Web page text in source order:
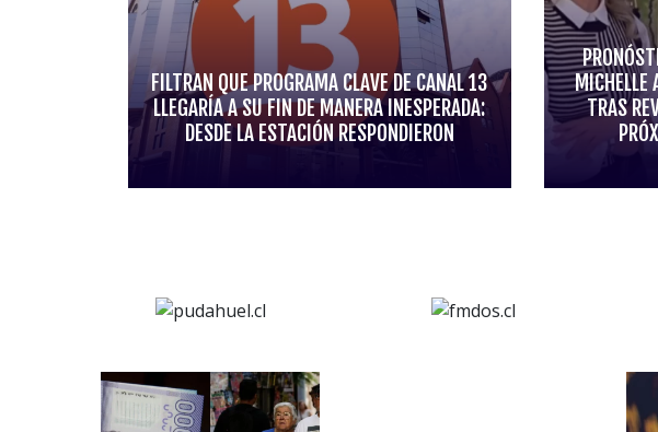
FILTRAN QUE PROGRAMA CLAVE DE CANAL 13
LLEGARÍA A SU FIN DE MANERA INESPERADA:
DESDE LA ESTACIÓN RESPONDIERON
MICHELLE
TRAS